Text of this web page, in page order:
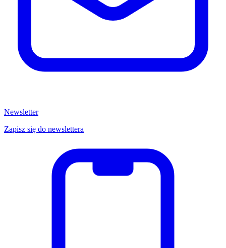
Newsletter
Zapisz się do newslettera